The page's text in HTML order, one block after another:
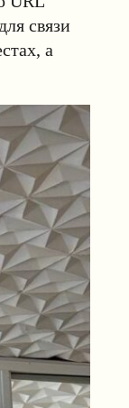
связи
а